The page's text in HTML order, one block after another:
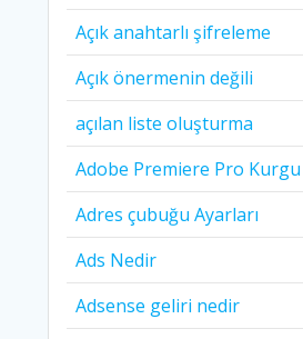
Açık anahtarlı şifreleme
Açık önermenin değili
açılan liste oluşturma
Adobe Premiere Pro Kurgu
Adres çubuğu Ayarları
Ads Nedir
Adsense geliri nedir